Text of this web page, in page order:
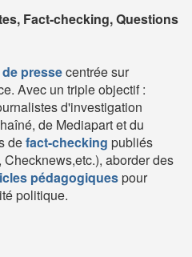
Fact-checking, Questions
pressecentrée sur
Avec un triple objectif :
d'investigation
de Mediapart et du
defact-checking publiés
aborder des
pédagogiquespour
politique.